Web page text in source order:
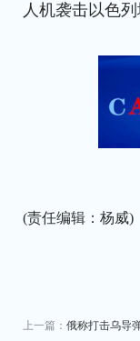
人机袭击以色
(责任编辑：杨威)
上一篇： 俄称打击乌导